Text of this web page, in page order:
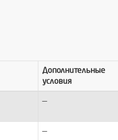
Дополнительные
условия
—
—